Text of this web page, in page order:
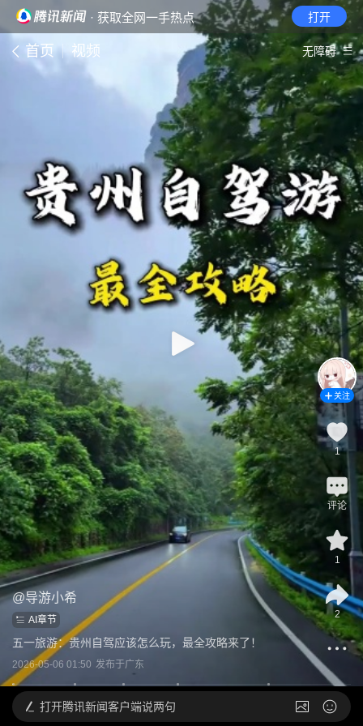
· 获取全网一手热点 打开
首页 视频 无障碍
@导游小希
AI章节
五一旅游：贵州自驾应该怎么玩，最全攻略来了！
2026-05-06 01:50 发布于广东
关注
1
评论
1
2
打开腾讯新闻客户端说两句